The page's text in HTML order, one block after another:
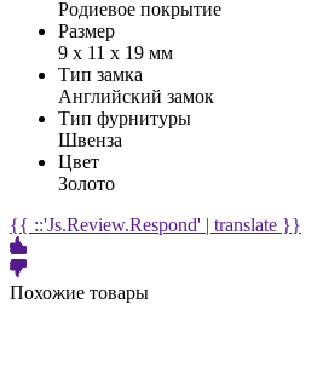
Родиевое покрытие
Размер
9 х 11 х 19 мм
Тип замка
Английский замок
Тип фурнитуры
Швенза
Цвет
Золото
{{ ::'Js.Review.Respond' | translate }}
Похожие товары